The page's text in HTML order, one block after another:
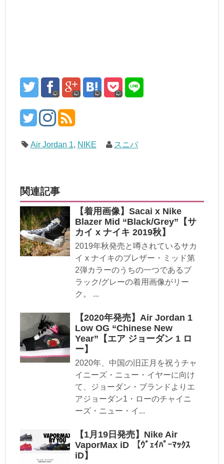
Air Jordan 1, NIKE スニバ
関連記事
【着用画像】Sacai x Nike
Blazer Mid “Black/Grey”【サ
カイ x ナイキ 2019秋】
2019年秋発売と噂されているサカ
イ x ナイキのブレザー・ミッド第
2弾カラーのうちの一つであるブ
ラック/グレーの着用画像がリー
ク。 ...
【2020年発売】Air Jordan 1
Low OG “Chinese New
Year”【エア ジョーダン 1 ロ
ー】
2020年、中国の旧正月を祝うチャ
イニーズ・ニュー・イヤーに向け
て、ジョーダン・ブランドよりエ
アジョーダン1・ローのチャイニ
ーズ・ニュー・イ...
【1月19日発売】Nike Air
VaporMax iD 【ｳﾞｪｲﾊﾟｰﾏｯｸｽ
iD】